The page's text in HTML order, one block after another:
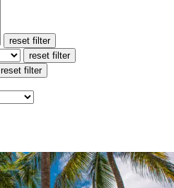
reset filter
reset filter
reset filter